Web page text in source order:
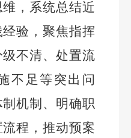
，系统总结近
验，聚焦指挥
不清、处置流
不足等突出问
机制、明确职
程，推动预案